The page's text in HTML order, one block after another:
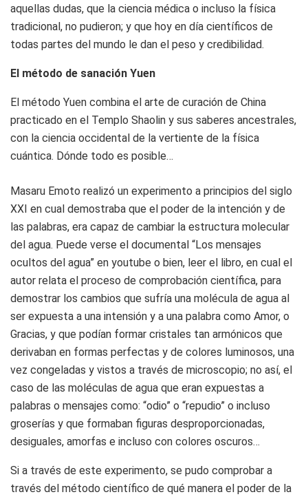
aquellas dudas, que la ciencia médica o incluso la física
tradicional, no pudieron; y que hoy en día científicos de
todas partes del mundo le dan el peso y credibilidad.
El método de sanación Yuen
El método Yuen combina el arte de curación de China
practicado en el Templo Shaolin y sus saberes ancestrales,
con la ciencia occidental de la vertiente de la física
cuántica. Dónde todo es posible…
Masaru Emoto realizó un experimento a principios del siglo
XXI en cual demostraba que el poder de la intención y de
las palabras, era capaz de cambiar la estructura molecular
del agua. Puede verse el documental “Los mensajes
ocultos del agua” en youtube o bien, leer el libro, en cual el
autor relata el proceso de comprobación científica, para
demostrar los cambios que sufría una molécula de agua al
ser expuesta a una intensión y a una palabra como Amor, o
Gracias, y que podían formar cristales tan armónicos que
derivaban en formas perfectas y de colores luminosos, una
vez congeladas y vistos a través de microscopio; no así, el
caso de las moléculas de agua que eran expuestas a
palabras o mensajes como: “odio” o “repudio” o incluso
groserías y que formaban figuras desproporcionadas,
desiguales, amorfas e incluso con colores oscuros…
Si a través de este experimento, se pudo comprobar a
través del método científico de qué manera el poder de la